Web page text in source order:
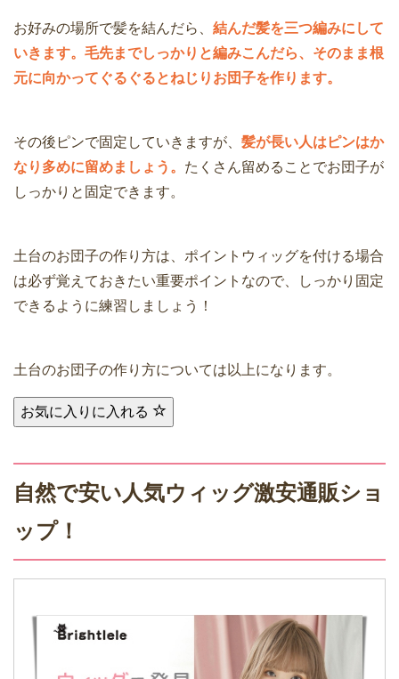
お好みの場所で髪を結んだら、 結んだ髪を三つ編みにして
いきます。毛先までしっかりと編みこんだら、そのまま根
元に向かってぐるぐるとねじりお団子を作ります。
その後ピンで固定していきますが、 髪が長い人はピンはか
なり多めに留めましょう。 たくさん留めることでお団子が
しっかりと固定できます。
土台のお団子の作り方は、ポイントウィッグを付ける場合
は必ず覚えておきたい重要ポイントなので、しっかり固定
できるように練習しましょう！
土台のお団子の作り方については以上になります。
お気に入りに入れる
自然で安い人気ウィッグ激安通販ショ
ップ！